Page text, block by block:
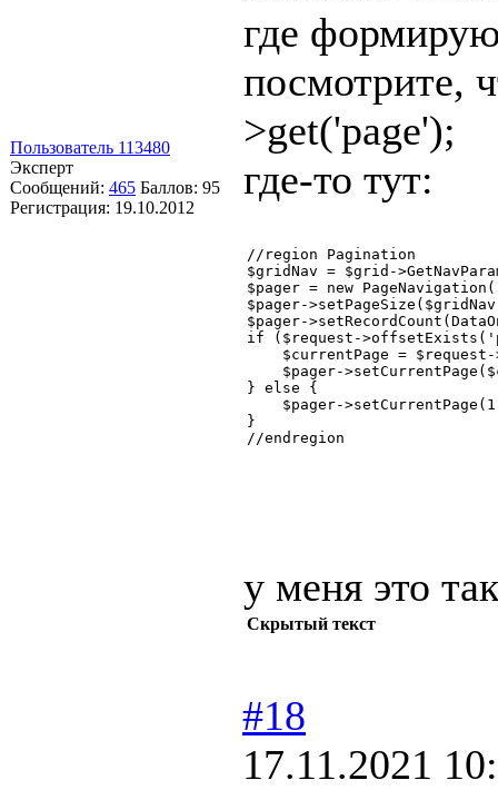
Пользователь 113480
Эксперт
Сообщений: 465 Баллов: 95
Регистрация: 19.10.2012
где
посмотрите,
>get('page');
где-то тут:
//region Pagination
$gridNav = $grid-
$pager = new
$pager-
$pager-
if ($request-
$currentPage =
$pager-
} else {
$pager-
}
//endregion
у меня это
Скрытый текст
#18
17.11.2021